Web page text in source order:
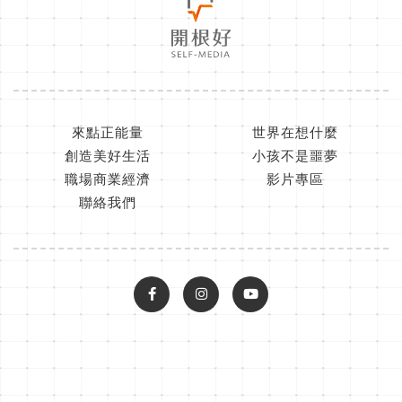
來點正能量
世界在想什麼
創造美好生活
小孩不是噩夢
職場商業經濟
影片專區
聯絡我們